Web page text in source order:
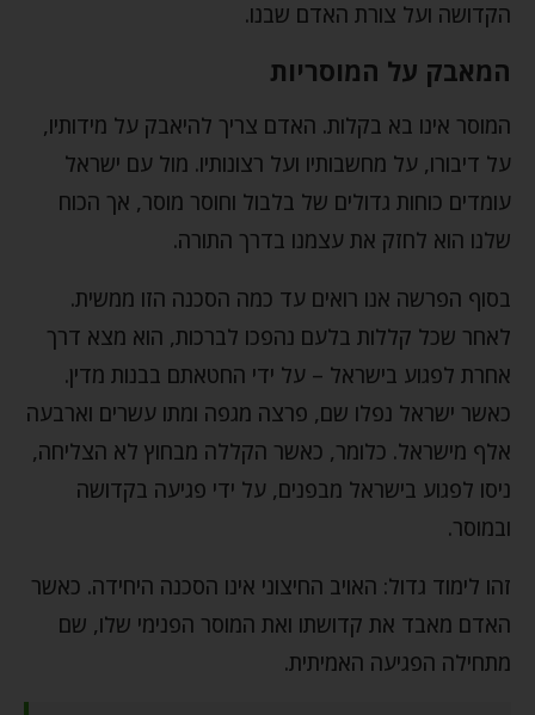
הקדושה ועל צורת האדם שבנו.
המאבק על המוסריות
המוסר אינו בא בקלות. האדם צריך להיאבק על מידותיו,
על דיבורו, על מחשבותיו ועל רצונותיו. מול עם ישראל
עומדים כוחות גדולים של בלבול וחוסר מוסר, אך הכוח
שלנו הוא לחזק את עצמנו בדרך התורה.
בסוף הפרשה אנו רואים עד כמה הסכנה הזו ממשית.
לאחר שכל קללות בלעם נהפכו לברכות, הוא מצא דרך
אחרת לפגוע בישראל – על ידי החטאתם בבנות מדין.
כאשר ישראל נפלו שם, פרצה מגפה ומתו עשרים וארבעה
אלף מישראל. כלומר, כאשר הקללה מבחוץ לא הצליחה,
ניסו לפגוע בישראל מבפנים, על ידי פגיעה בקדושה
ובמוסר.
זהו לימוד גדול: האויב החיצוני אינו הסכנה היחידה. כאשר
האדם מאבד את קדושתו ואת המוסר הפנימי שלו, שם
מתחילה הפגיעה האמיתית.